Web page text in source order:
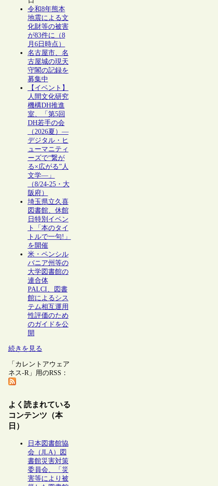
令和8年熊本
地震による文
化財等の被害
が83件に（8
月6日時点）
名古屋市、名
古屋城の現天
守閣の記録を
募集中
【イベント】
人間文化研究
機構DH推進
室、「第5回
DH若手の会
（2026夏）―
デジタル・ヒ
ューマニティ
ーズで“繋が
る×広がる”人
文学―」
（8/24-25・大
阪府）
埼玉県立久喜
図書館、休館
日特別イベン
ト「本のタイ
トルで一句!」
を開催
米・ペンシル
バニア州等の
大学図書館の
連合体
PALCI、図書
館によるシス
テム相互運用
性評価のため
のガイドを公
開
続きを見る
「カレントアウェア
ネス-R」用のRSS：
よく読まれている
コンテンツ（本
日）
日本図書館協
会（JLA）図
書館災害対策
委員会、「災
害等により被